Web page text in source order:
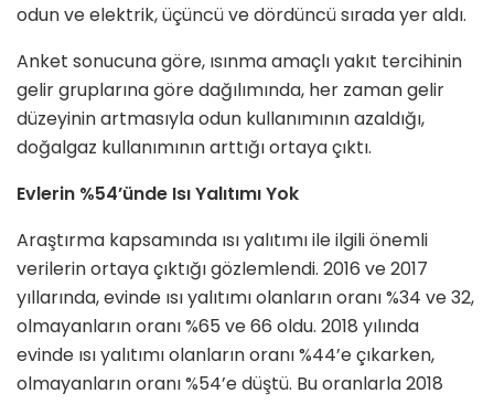
odun ve elektrik, üçüncü ve dördüncü sırada yer aldı.
Anket sonucuna göre, ısınma amaçlı yakıt tercihinin
gelir gruplarına göre dağılımında, her zaman gelir
düzeyinin artmasıyla odun kullanımının azaldığı,
doğalgaz kullanımının arttığı ortaya çıktı.
Evlerin %54’ünde Isı Yalıtımı Yok
Araştırma kapsamında ısı yalıtımı ile ilgili önemli
verilerin ortaya çıktığı gözlemlendi. 2016 ve 2017
yıllarında, evinde ısı yalıtımı olanların oranı %34 ve 32,
olmayanların oranı %65 ve 66 oldu. 2018 yılında
evinde ısı yalıtımı olanların oranı %44’e çıkarken,
olmayanların oranı %54’e düştü. Bu oranlarla 2018